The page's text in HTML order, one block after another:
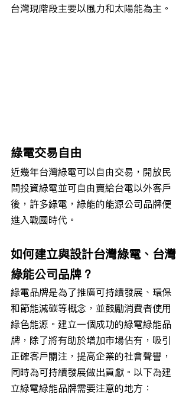
台灣現階段主要以風力和太陽能為主。
綠電交易自由
近幾年台灣綠電可以自由交易，開放民
間投資綠電並可自由賣給台電以外客戶
後，許多綠電，綠能的能源公司品牌便
進入戰國時代。
如何建立與設計台灣綠電、台灣
綠能公司品牌？
綠電品牌是為了推廣可持續發展、環保
和節能減碳等概念，並鼓勵消費者使用
綠色能源。建立一個成功的綠電綠能品
牌，除了將有助於增加市場佔有，吸引
正確客戶關注，提高企業的社會聲譽，
同時為可持續發展做出貢獻。以下為建
立綠電綠能品牌需要注意的地方：